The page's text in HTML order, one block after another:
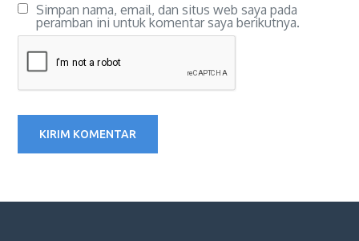
Simpan nama, email, dan situs web saya pada
peramban ini untuk komentar saya berikutnya.